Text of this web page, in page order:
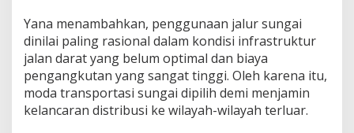
Yana menambahkan, penggunaan jalur sungai
dinilai paling rasional dalam kondisi infrastruktur
jalan darat yang belum optimal dan biaya
pengangkutan yang sangat tinggi. Oleh karena itu,
moda transportasi sungai dipilih demi menjamin
kelancaran distribusi ke wilayah-wilayah terluar.